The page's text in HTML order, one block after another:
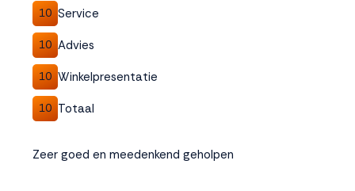
10 Service
10 Advies
10 Winkelpresentatie
10 Totaal
Zeer goed en meedenkend geholpen